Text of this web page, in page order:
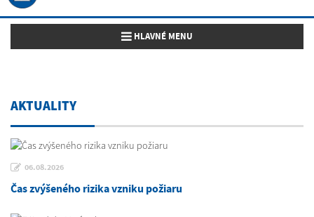
Toggle navigation
HLAVNÉ MENU
AKTUALITY
06.08.2026
Čas zvýšeného rizika vzniku požiaru